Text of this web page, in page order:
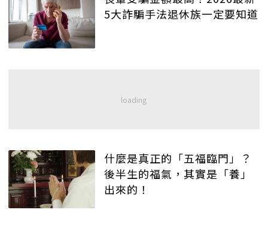
5大詐騙手法退休族一定要知道
什麼是真正的「五福臨門」？
後半生的福氣，其實是「養」
出來的！